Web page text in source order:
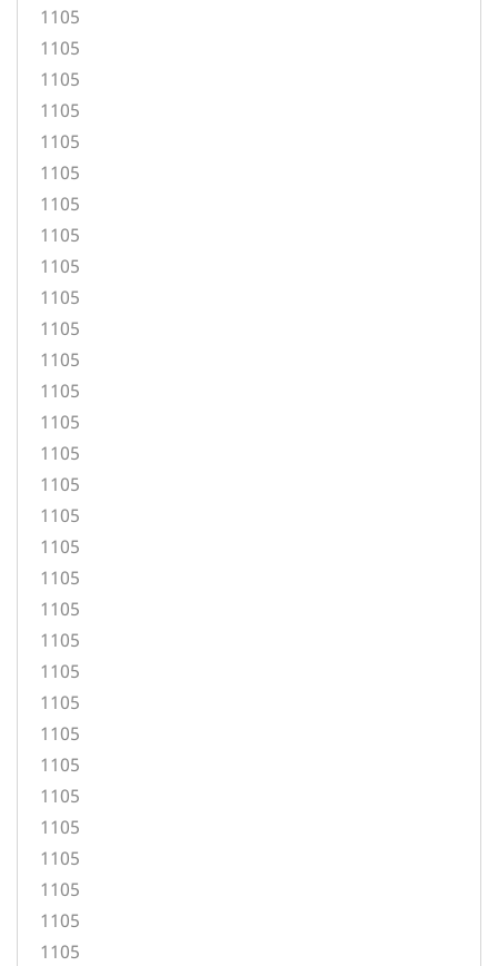
1105
1105
1105
1105
1105
1105
1105
1105
1105
1105
1105
1105
1105
1105
1105
1105
1105
1105
1105
1105
1105
1105
1105
1105
1105
1105
1105
1105
1105
1105
1105